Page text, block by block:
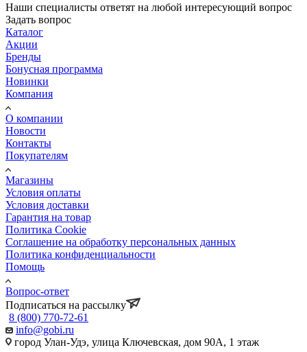
Наши специалисты ответят на любой интересующий вопрос
Задать вопрос
Каталог
Акции
Бренды
Бонусная программа
Новинки
Компания
О компании
Новости
Контакты
Покупателям
Магазины
Условия оплаты
Условия доставки
Гарантия на товар
Политика Cookie
Соглашение на обработку персональных данных
Политика конфиденциальности
Помощь
Вопрос-ответ
Подписаться на рассылку
8 (800) 770-72-61
info@gobi.ru
город Улан-Удэ, улица Ключевская, дом 90А, 1 этаж